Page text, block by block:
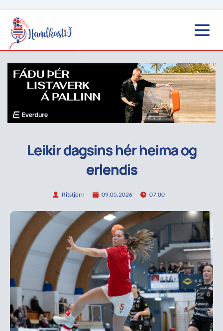
Leikir dagsins hér heima og
erlendis
Ritstjórn 09.05.2026 07:00